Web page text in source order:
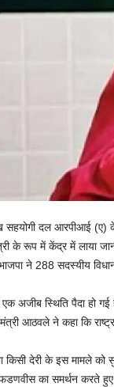
सहयोगी दल आरपीआई (ए)
के रूप में केंद्र में लाया
ने 288 सदस्यीय
में एक अजीब स्थिति पैदा
मंत्री आठवले ने कहा कि
किसी देरी के इस मामले
का समर्थन करते